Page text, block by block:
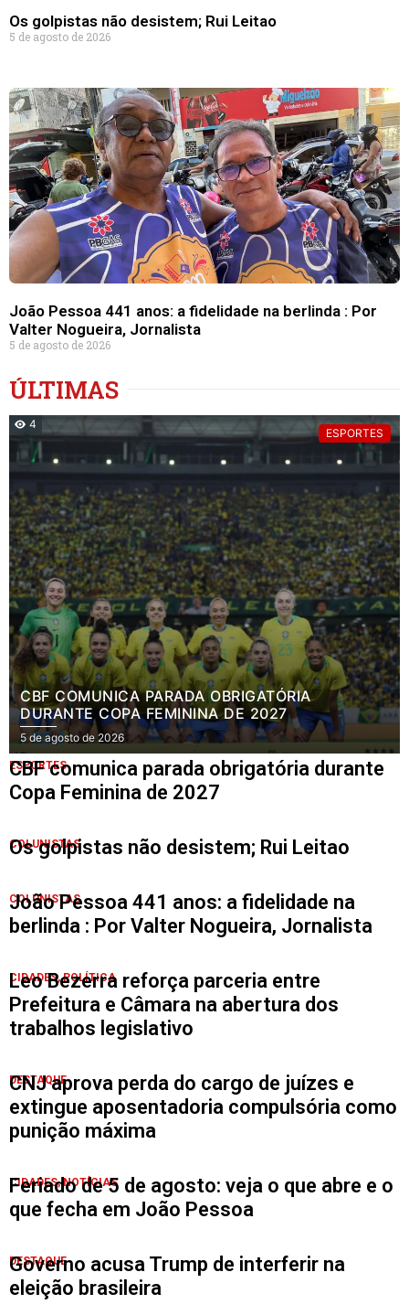
Os golpistas não desistem; Rui Leitao
5 de agosto de 2026
João Pessoa 441 anos: a fidelidade na berlinda : Por
Valter Nogueira, Jornalista
5 de agosto de 2026
ÚLTIMAS
4
ESPORTES
CBF COMUNICA PARADA OBRIGATÓRIA
DURANTE COPA FEMININA DE 2027
5 de agosto de 2026
ESPORTES
CBF comunica parada obrigatória durante
Copa Feminina de 2027
COLUNISTAS
Os golpistas não desistem; Rui Leitao
COLUNISTAS
João Pessoa 441 anos: a fidelidade na
berlinda : Por Valter Nogueira, Jornalista
CIDADES,POLÍTICA
Leo Bezerra reforça parceria entre
Prefeitura e Câmara na abertura dos
trabalhos legislativo
DESTAQUE
CNJ aprova perda do cargo de juízes e
extingue aposentadoria compulsória como
punição máxima
CIDADES,NOTÍCIAS
Feriado de 5 de agosto: veja o que abre e o
que fecha em João Pessoa
DESTAQUE
Governo acusa Trump de interferir na
eleição brasileira